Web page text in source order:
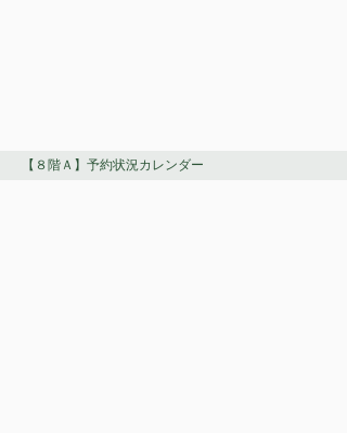
【８階Ａ】予約状況カレンダー